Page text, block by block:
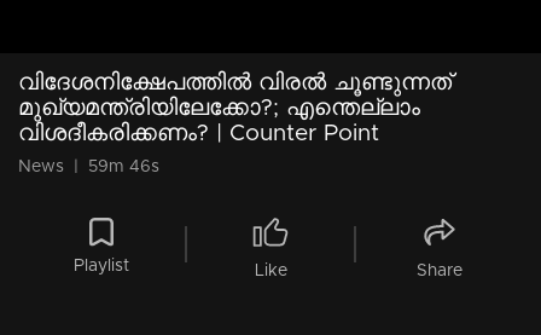
വിദേശനിക്ഷേപത്തില്‍ വിരല്‍ ചൂണ്ടുന്നത്
മുഖ്യമന്ത്രിയിലേക്കോ?; എന്തെല്ലാം
വിശദീകരിക്കണം? ​| Counter Point
News 59m 46s
Playlist Like Share